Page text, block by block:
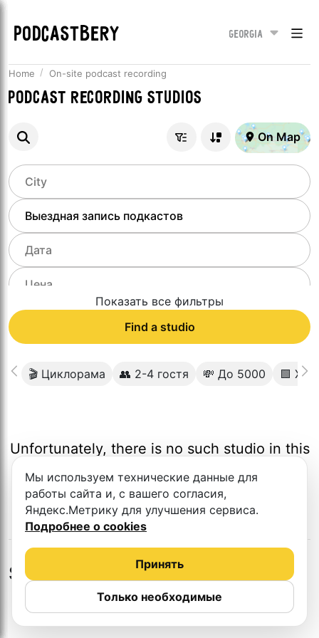
PODCASTBERY Georgia
Home On-site podcast recording
Podcast recording studios
On Map
Показать все фильтры
Find a studio
🎬 Циклорама 👥 2-4 гостя 💸 До 5000 🟩
Unfortunately, there is no such studio in this
Studios in nearby cities
Мы используем технические данные для
работы сайта и, с вашего согласия,
Яндекс.Метрику для улучшения сервиса.
Подробнее о cookies
Только необходимые
Принять